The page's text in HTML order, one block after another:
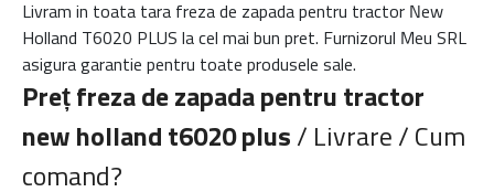
Livram in toata tara freza de zapada pentru tractor New
Holland T6020 PLUS la cel mai bun pret. Furnizorul Meu SRL
asigura garantie pentru toate produsele sale.
Preț freza de zapada pentru tractor
new holland t6020 plus / Livrare / Cum
comand?